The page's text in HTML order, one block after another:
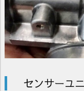
センサーユ